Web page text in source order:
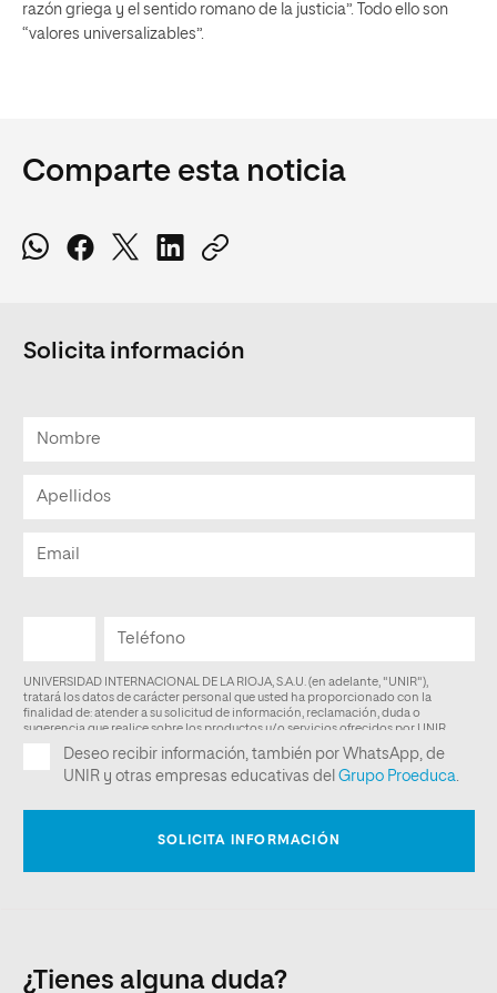
razón griega y el sentido romano de la justicia”. Todo ello son
“valores universalizables”.
Comparte esta noticia
Solicita información
¿Tienes alguna duda?